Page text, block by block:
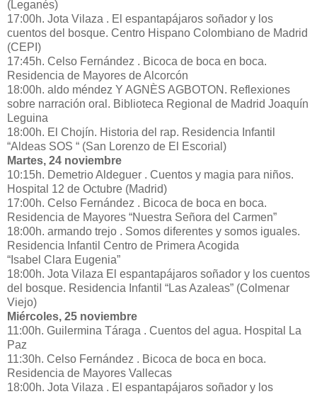
(Leganés)
17:00h. Jota Vilaza . El espantapájaros soñador y los
cuentos del bosque. Centro Hispano Colombiano de Madrid
(CEPI)
17:45h. Celso Fernández . Bicoca de boca en boca.
Residencia de Mayores de Alcorcón
18:00h. aldo méndez Y AGNÈS AGBOTON. Reflexiones
sobre narración oral. Biblioteca Regional de Madrid Joaquín
Leguina
18:00h. El Chojín. Historia del rap. Residencia Infantil
“Aldeas SOS “ (San Lorenzo de El Escorial)
Martes, 24 noviembre
10:15h. Demetrio Aldeguer . Cuentos y magia para niños.
Hospital 12 de Octubre (Madrid)
17:00h. Celso Fernández . Bicoca de boca en boca.
Residencia de Mayores “Nuestra Señora del Carmen”
18:00h. armando trejo . Somos diferentes y somos iguales.
Residencia Infantil Centro de Primera Acogida
“Isabel Clara Eugenia”
18:00h. Jota Vilaza El espantapájaros soñador y los cuentos
del bosque. Residencia Infantil “Las Azaleas” (Colmenar
Viejo)
Miércoles, 25 noviembre
11:00h. Guilermina Táraga . Cuentos del agua. Hospital La
Paz
11:30h. Celso Fernández . Bicoca de boca en boca.
Residencia de Mayores Vallecas
18:00h. Jota Vilaza . El espantapájaros soñador y los